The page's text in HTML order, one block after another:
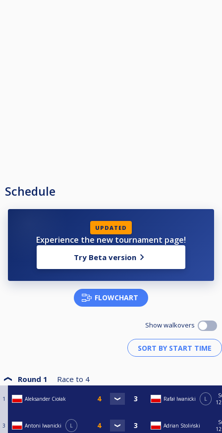
Schedule
UPDATED
Experience the new tournament page!
Try Beta version
FLOWCHART
Show walkovers
Round 1 Race to 4
1 Aleksander Ciołak Rafał Iwanicki L
3 Antoni Iwanicki L Adrian Stoliński